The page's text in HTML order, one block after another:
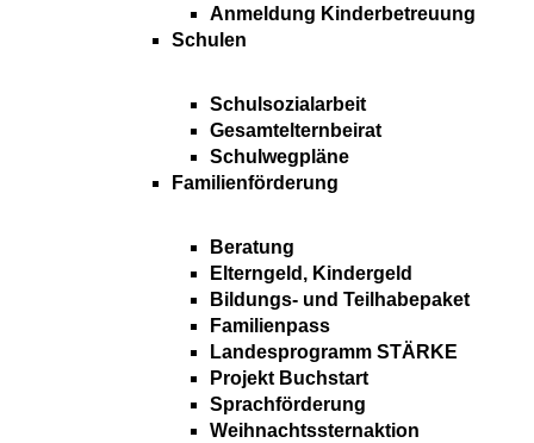
Anmeldung Kinderbetreuung
Schulen
Schulsozialarbeit
Gesamtelternbeirat
Schulwegpläne
Familienförderung
Beratung
Elterngeld, Kindergeld
Bildungs- und Teilhabepaket
Familienpass
Landesprogramm STÄRKE
Projekt Buchstart
Sprachförderung
Weihnachtssternaktion